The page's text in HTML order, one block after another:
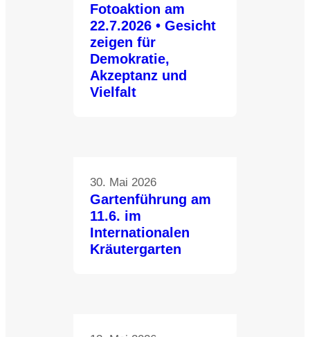
Fotoaktion am
22.7.2026 • Gesicht
zeigen für
Demokratie,
Akzeptanz und
Vielfalt
30. Mai 2026
Gartenführung am
11.6. im
Internationalen
Kräutergarten